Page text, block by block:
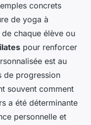
concrets
de yoga à
chaque élève ou
pour renforcer
est au
de progression
souvent comment
a été déterminante
personnelle et